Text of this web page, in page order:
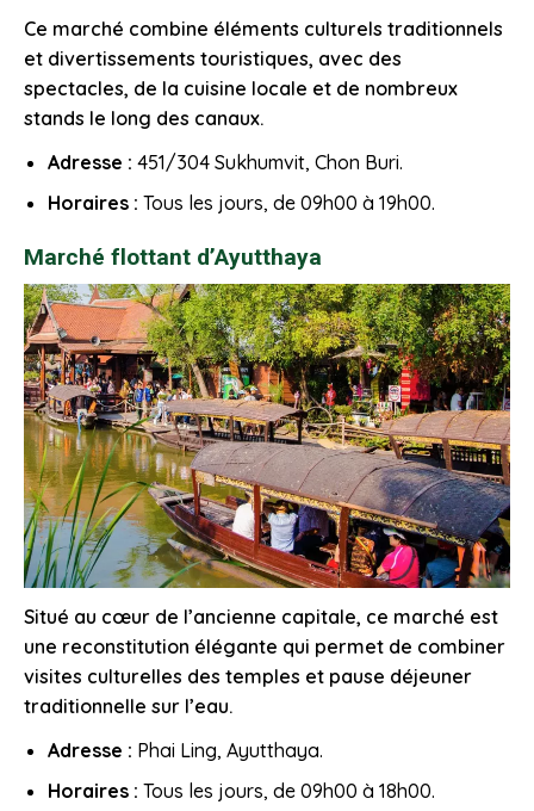
Ce marché combine éléments culturels traditionnels
et divertissements touristiques, avec des
spectacles, de la cuisine locale et de nombreux
stands le long des canaux.
Adresse : 451/304 Sukhumvit, Chon Buri.
Horaires : Tous les jours, de 09h00 à 19h00.
Marché flottant d’Ayutthaya
Situé au cœur de l’ancienne capitale, ce marché est
une reconstitution élégante qui permet de combiner
visites culturelles des temples et pause déjeuner
traditionnelle sur l’eau.
Adresse : Phai Ling, Ayutthaya.
Horaires : Tous les jours, de 09h00 à 18h00.